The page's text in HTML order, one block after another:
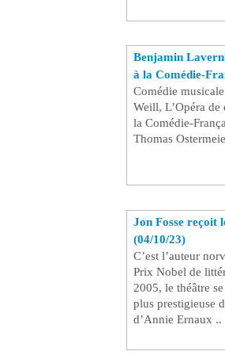
Benjamin
à la Comédie-
Comédie
Weill, L’Opéra de
la Comédie-
Thomas
Jon Fosse reçoit
(04/10/23)
C’est l’auteur
Prix Nobel de
2005, le théâtre
plus prestigieuse
d’Annie Ernaux ..